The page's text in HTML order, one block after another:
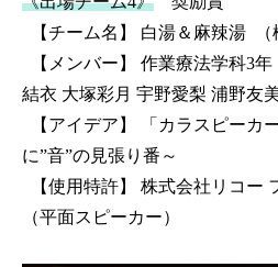
【チーム名】 白湯＆麻辣湯 （
【メンバー】 作業療法学科3年
結衣 大塚彩月 宇野愛梨 浦野友
【アイデア】 「カラスピーカ
に”音”の見張り番～
【使用特許】 株式会社リコー
（平面スピーカー）